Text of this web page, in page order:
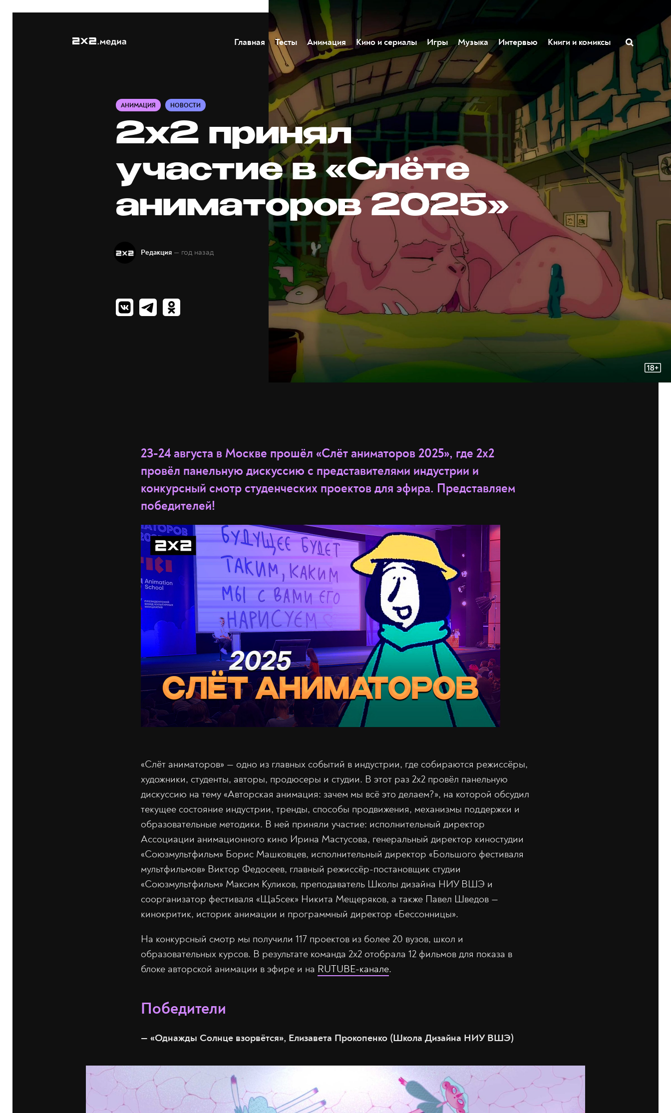
Главная Тесты Анимация Кино и сериалы Игры Музыка Интервью Книги и комиксы
АНИМАЦИЯ НОВОСТИ
2х2 принял
участие в «Слёте
аниматоров 2025»
Редакция — год назад
23-24 августа в Москве прошёл «Слёт аниматоров 2025», где 2х2
провёл панельную дискуссию с представителями индустрии и
конкурсный смотр студенческих проектов для эфира. Представляем
победителей!
«Слёт аниматоров» — одно из главных событий в индустрии, где собираются режиссёры,
художники, студенты, авторы, продюсеры и студии. В этот раз 2х2 провёл панельную
дискуссию на тему «Авторская анимация: зачем мы всё это делаем?», на которой обсудил
текущее состояние индустрии, тренды, способы продвижения, механизмы поддержки и
образовательные методики. В ней приняли участие: исполнительный директор
Ассоциации анимационного кино Ирина Мастусова, генеральный директор киностудии
«Союзмультфильм» Борис Машковцев, исполнительный директор «Большого фестиваля
мультфильмов» Виктор Федосеев, главный режиссёр-постановщик студии
«Союзмультфильм» Максим Куликов, преподаватель Школы дизайна НИУ ВШЭ и
соорганизатор фестиваля «Ща5сек» Никита Мещеряков, а также Павел Шведов —
кинокритик, историк анимации и программный директор «Бессонницы».
На конкурсный смотр мы получили 117 проектов из более 20 вузов, школ и
образовательных курсов. В результате команда 2х2 отобрала 12 фильмов для показа в
блоке авторской анимации в эфире и на RUTUBE-канале.
Победители
— «Однажды Солнце взорвётся», Елизавета Прокопенко (Школа Дизайна НИУ ВШЭ)